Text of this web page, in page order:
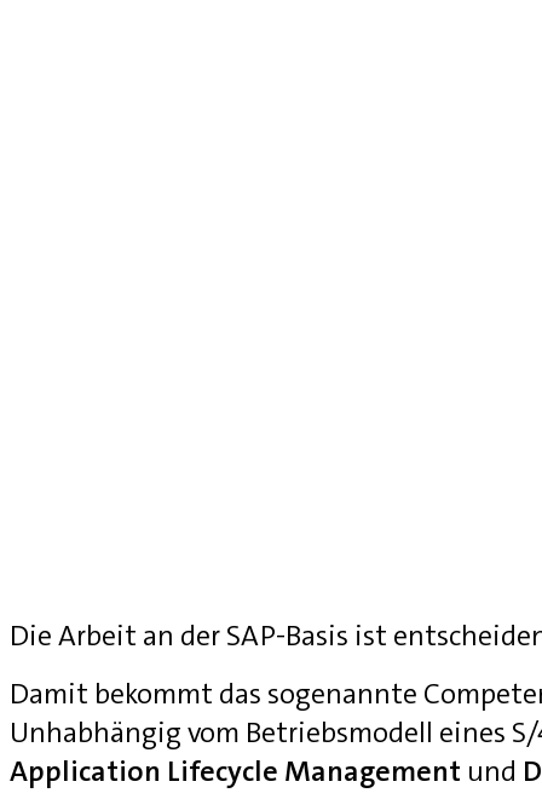
Die Arbeit an der SAP-Basis ist
Damit bekommt das sogenannte
Unhabhängig vom Betriebsmodell eines
Application Lifecycle Management und